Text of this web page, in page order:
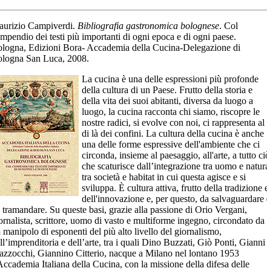
Campiverdi. Bibliografia gastronomica bolognese. Col
dei testi più importanti di ogni epoca e di ogni paese.
Edizioni Bora- Accademia della Cucina-Delegazione di
San Luca, 2008.
La cucina è una delle espressioni più profonde
della cultura di un Paese. Frutto della storia e
della vita dei suoi abitanti, diversa da luogo a
luogo, la cucina racconta chi siamo, riscopre le
nostre radici, si evolve con noi, ci rappresenta al
di là dei confini. La cultura della cucina è anche
una delle forme espressive dell'ambiente che ci
circonda, insieme al paesaggio, all'arte, a tutto
che scaturisce dall’integrazione tra uomo e
tra società e habitat in cui questa agisce e si
sviluppa. È cultura attiva, frutto della tradizione
dell'innovazione e, per questo, da salvaguardare
tramandare. Su queste basi, grazie alla passione di Orio Vergani,
scrittore, uomo di vasto e multiforme ingegno, circondato da
manipolo di esponenti del più alto livello del giornalismo,
e dell’arte, tra i quali Dino Buzzati, Giò Ponti, Gianni
Giannino Citterio, nacque a Milano nel lontano 1953
Italiana della Cucina, con la missione della difesa delle